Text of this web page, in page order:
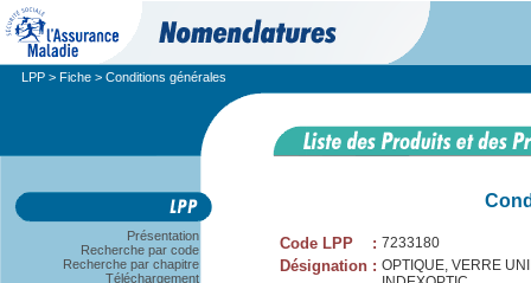
LPP > Fiche > Conditions générales
Présentation
Recherche par code
Recherche par chapitre
Téléchargement
Code LPP : 7233180
Désignation : OPTIQUE, VERRE